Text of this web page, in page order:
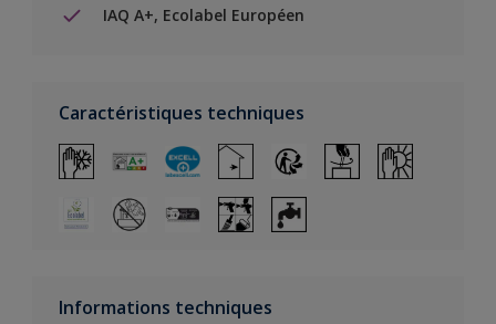
IAQ A+, Ecolabel Européen
Caractéristiques techniques
Informations techniques